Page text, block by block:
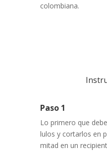
colombiana.
Paso 1
Lo primero que
lulos y cortarlos en
mitad en un